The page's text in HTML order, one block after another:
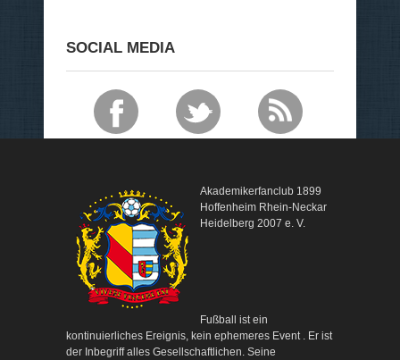
SOCIAL MEDIA
Akademikerfanclub 1899
Hoffenheim Rhein-Neckar
Heidelberg 2007 e. V.
Fußball ist ein
kontinuierliches Ereignis, kein ephemeres Event . Er ist
der Inbegriff alles Gesellschaftlichen. Seine